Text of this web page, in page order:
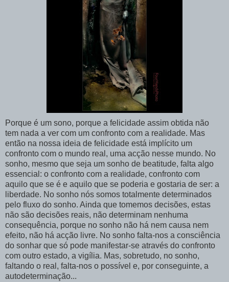
Porque é um sono, porque a felicidade assim obtida não
tem nada a ver com um confronto com a realidade. Mas
então na nossa ideia de felicidade está implícito um
confronto com o mundo real, uma acção nesse mundo. No
sonho, mesmo que seja um sonho de beatitude, falta algo
essencial: o confronto com a realidade, confronto com
aquilo que se é e aquilo que se poderia e gostaria de ser: a
liberdade. No sonho nós somos totalmente determinados
pelo fluxo do sonho. Ainda que tomemos decisões, estas
não são decisões reais, não determinam nenhuma
consequência, porque no sonho não há nem causa nem
efeito, não há acção livre. No sonho falta-nos a consciência
do sonhar que só pode manifestar-se através do confronto
com outro estado, a vigília. Mas, sobretudo, no sonho,
faltando o real, falta-nos o possível e, por conseguinte, a
autodeterminação...